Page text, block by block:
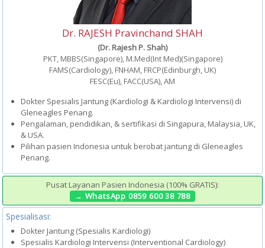
Dr. RAJESH Pravinchand SHAH
(Dr. Rajesh P. Shah)
PKT, MBBS(Singapore), M.Med(Int Med)(Singapore)
FAMS(Cardiology), FNHAM, FRCP(Edinburgh, UK)
FESC(Eu), FACC(USA), AM
Dokter Spesialis Jantung (Kardiologi & Kardiologi Intervensi) di
Gleneagles Penang.
Pengalaman, pendidikan, & sertifikasi di Singapura, Malaysia, UK,
& USA.
Pilihan pasien Indonesia untuk berobat jantung di Gleneagles
Penang.
Pusat Layanan Pasien Indonesia (100% GRATIS):
→ WhatsApp 0859 600 38 788
Spesialisasi:
Dokter Jantung (Spesialis Kardiologi)
Spesialis Kardiologi Intervensi (Interventional Cardiology)